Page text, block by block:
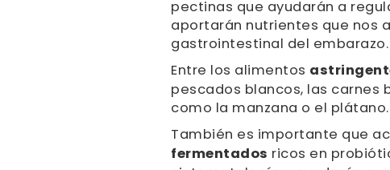
pectinas que ayudarán a
aportarán nutrientes que nos
gastrointestinal del embarazo.
Entre los alimentos
pescados blancos, las carnes
como la manzana o el plátano.
También es importante que
fermentados ricos en